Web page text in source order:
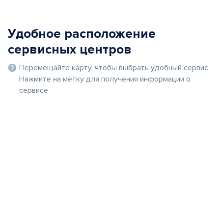
Удобное расположение
сервисных центров
Перемещайте карту, чтобы выбрать удобный сервис.
Нажмите на метку для получения информации о
сервисе